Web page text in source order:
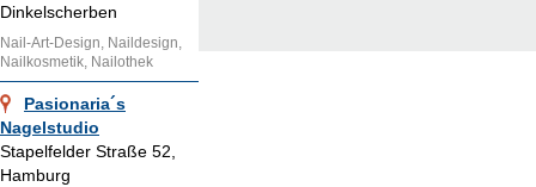
Dinkelscherben
Nail-Art-Design, Naildesign,
Nailkosmetik, Nailothek
Pasionaria´s
Nagelstudio
Stapelfelder Straße 52,
Hamburg